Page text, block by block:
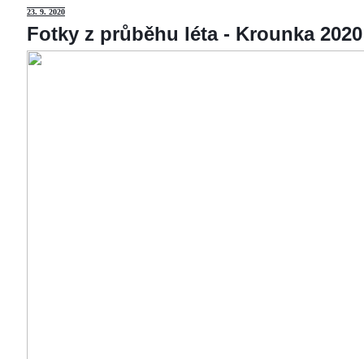
23. 9. 2020
Fotky z průběhu léta - Krounka